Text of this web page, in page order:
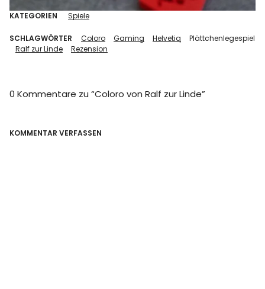
KATEGORIEN Spiele
SCHLAGWÖRTER Coloro Gaming Helvetiq
Plättchenlegespiel
Ralf zur Linde
Rezension
0 Kommentare zu “Coloro von Ralf zur Linde”
KOMMENTAR VERFASSEN